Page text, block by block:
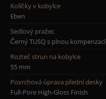
Kolíčky v kobylce
Eben
Sedlový pražec
Černý TUSQ s plnou kompenzací
Rozteč strun na kobylce
55 mm
Povrchová úprava přední desky
Full-Pore High-Gloss Finish